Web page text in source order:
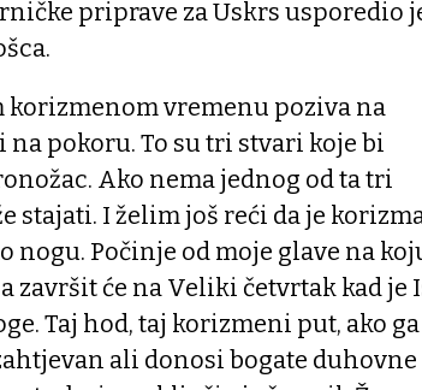
priprave za Uskrs usporedio
korizmenom vremenu poziva na
pokoru. To su tri stvari koje bi
Ako nema jednog od ta tri
stajati. I želim još reći da je
nogu. Počinje od moje glave na
završit će na Veliki četvrtak kad je
Taj hod, taj korizmeni put, ako ga
ali donosi bogate duhovne